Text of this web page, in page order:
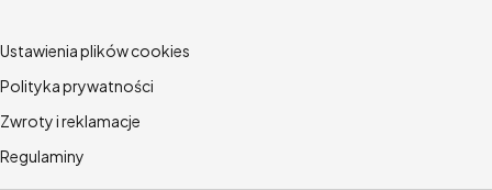
Ustawienia plików cookies
Polityka prywatności
Zwroty i reklamacje
Regulaminy